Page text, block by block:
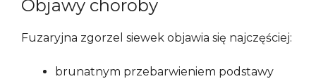
Objawy choroby
Fuzaryjna zgorzel siewek objawia się najczęściej:
brunatnym przebarwieniem podstawy